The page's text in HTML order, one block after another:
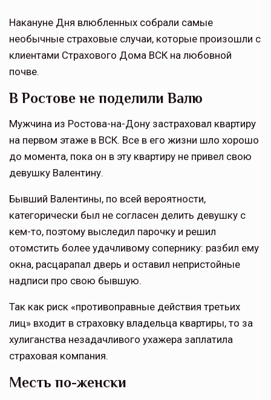
Накануне Дня влюбленных собрали самые
необычные страховые случаи, которые произошли с
клиентами Страхового Дома ВСК на любовной
почве.
В Ростове не поделили Валю
Мужчина из Ростова-на-Дону застраховал квартиру
на первом этаже в ВСК. Все в его жизни шло хорошо
до момента, пока он в эту квартиру не привел свою
девушку Валентину.
Бывший Валентины, по всей вероятности,
категорически был не согласен делить девушку с
кем-то, поэтому выследил парочку и решил
отомстить более удачливому сопернику: разбил ему
окна, расцарапал дверь и оставил непристойные
надписи про свою бывшую.
Так как риск «противоправные действия третьих
лиц» входит в страховку владельца квартиры, то за
хулиганства незадачливого ухажера заплатила
страховая компания.
Месть по-женски